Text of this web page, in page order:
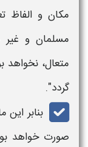
مکان و الفاظ
مسلمان و غیر
متعال، نخواهد
گردد".
بنابر این
صورت خواهد